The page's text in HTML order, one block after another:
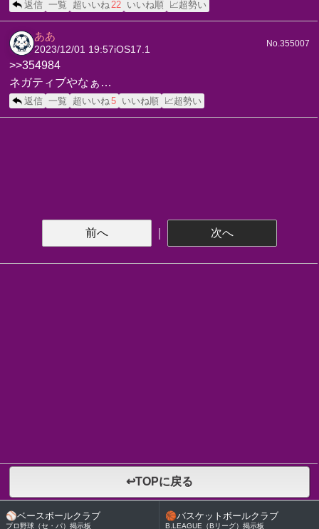
返信 一覧 超いいね22 いいね順 📈超勢い
ああ
2023/12/01 19:57iOS17.1
No.355007
>>354984
ネガティブやなぁ…
返信 一覧 超いいね5 いいね順 📈超勢い
前へ 次へ
↩TOPに戻る
⚾ベースボールクラブ
プロ野球（セ・パ）掲示板
🏀バスケットボールクラブ
B.LEAGUE（Bリーグ）掲示板